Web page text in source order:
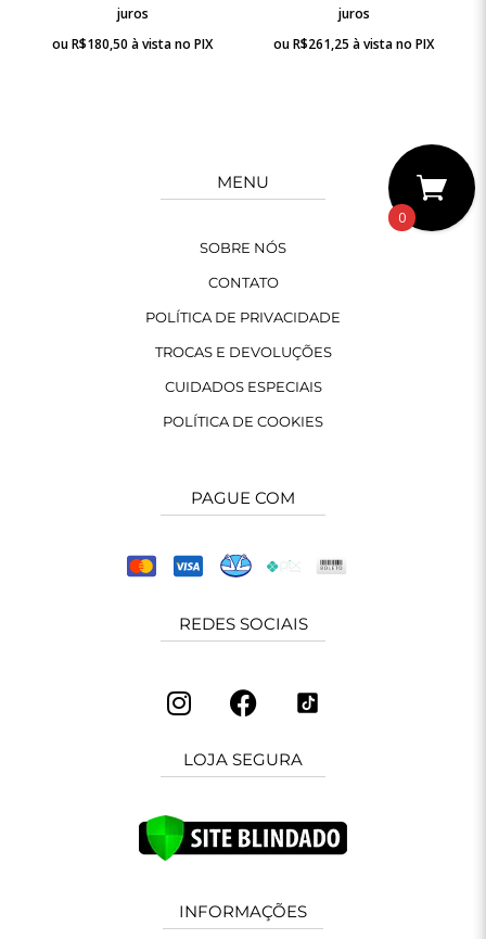
juros
ouR$180,50 à vista no PIX
juros
ouR$261,25 à vista no PIX
MENU
SOBRE NÓS
CONTATO
POLÍTICA DE PRIVACIDADE
TROCAS E DEVOLUÇÕES
CUIDADOS ESPECIAIS
POLÍTICA DE COOKIES
PAGUE COM
REDES SOCIAIS
LOJA SEGURA
INFORMAÇÕES
0